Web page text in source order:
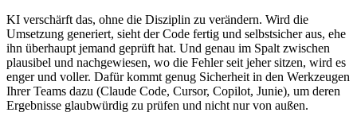
KI verschärft das, ohne die Disziplin zu verändern. Wird die
Umsetzung generiert, sieht der Code fertig und selbstsicher aus, ehe
ihn überhaupt jemand geprüft hat. Und genau im Spalt zwischen
plausibel und nachgewiesen, wo die Fehler seit jeher sitzen, wird es
enger und voller. Dafür kommt genug Sicherheit in den Werkzeugen
Ihrer Teams dazu (Claude Code, Cursor, Copilot, Junie), um deren
Ergebnisse glaubwürdig zu prüfen und nicht nur von außen.